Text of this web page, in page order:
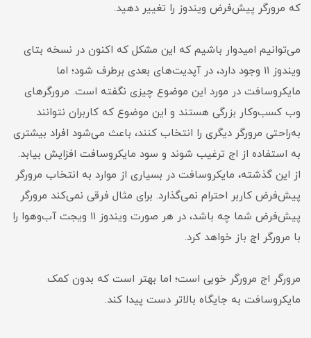
که مرورگر پیش‌فرض ویندوز را تغییر دهید.
می‌توانیم امیدوار باشیم که این مشکل که اکنون در نسخه بتای
ویندوز ۱۱ وجود دارد، در آپدیت‌های بعدی برطرف شود؛ اما
مایکروسافت در مورد این موضوع چیزی نگفته است. مرورگرهای
وب کسب‌وکار بزرگی هستند و این موضوع که کاربران نتوانند
به‌راحتی مرورگر دیگری را انتخاب کنند، باعث می‌شود افراد بیشتری
به استفاده از اج ترغیب شوند و سود مایکروسافت افزایش بیابد.
از این گذشته، مایکروسافت در بسیاری از موارد به انتخاب مرورگر
پیش‌فرض کاربر احترام نمی‌گذارد. برای مثال فرقی نمی‌کند مرورگر
پیش‌فرض شما چه باشد، در هر صورت ویندوز ۱۱ ویجت آب‌وهوا را
با مرورگر اج باز خواهد کرد.
مرورگر اج مرورگر خوبی است؛ اما بهتر است که بدون کمک
مایکروسافت به جایگاه بالاتر دست پیدا کند.